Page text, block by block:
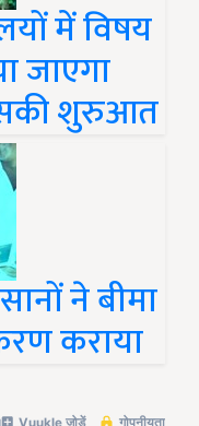
में विषय
जाएगा
शुरुआत
ने बीमा
कराया